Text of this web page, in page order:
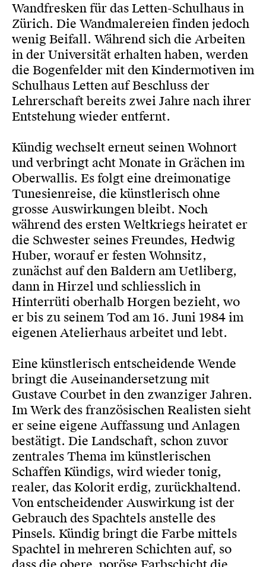
Wandfresken für das Letten-Schulhaus in
Zürich. Die Wandmalereien finden jedoch
wenig Beifall. Während sich die Arbeiten
in der Universität erhalten haben, werden
die Bogenfelder mit den Kindermotiven im
Schulhaus Letten auf Beschluss der
Lehrerschaft bereits zwei Jahre nach ihrer
Entstehung wieder entfernt.
Kündig wechselt erneut seinen Wohnort
und verbringt acht Monate in Grächen im
Oberwallis. Es folgt eine dreimonatige
Tunesienreise, die künstlerisch ohne
grosse Auswirkungen bleibt. Noch
während des ersten Weltkriegs heiratet er
die Schwester seines Freundes, Hedwig
Huber, worauf er festen Wohnsitz,
zunächst auf den Baldern am Uetliberg,
dann in Hirzel und schliesslich in
Hinterrüti oberhalb Horgen bezieht, wo
er bis zu seinem Tod am 16. Juni 1984 im
eigenen Atelierhaus arbeitet und lebt.
Eine künstlerisch entscheidende Wende
bringt die Auseinandersetzung mit
Gustave Courbet in den zwanziger Jahren.
Im Werk des französischen Realisten sieht
er seine eigene Auffassung und Anlagen
bestätigt. Die Landschaft, schon zuvor
zentrales Thema im künstlerischen
Schaffen Kündigs, wird wieder tonig,
realer, das Kolorit erdig, zurückhaltend.
Von entscheidender Auswirkung ist der
Gebrauch des Spachtels anstelle des
Pinsels. Kündig bringt die Farbe mittels
Spachtel in mehreren Schichten auf, so